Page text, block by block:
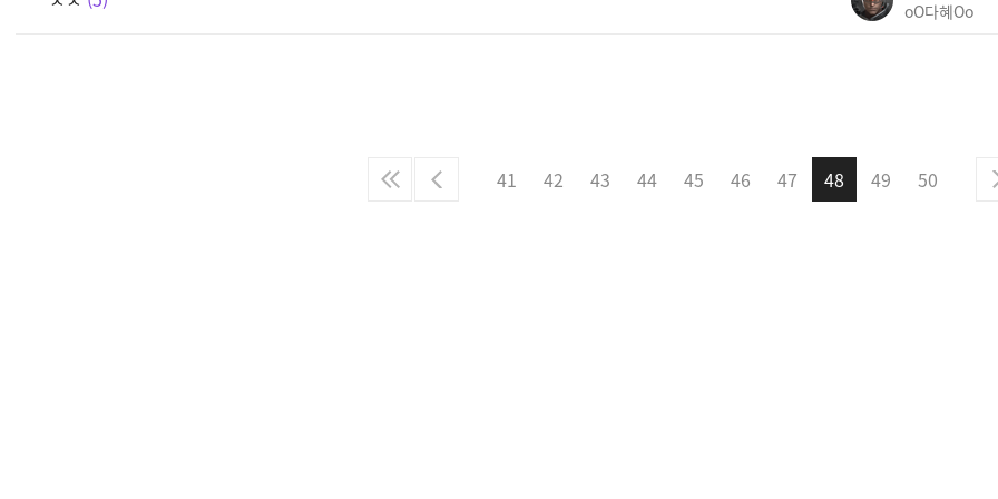
oO다혜Oo
41 42 43 44 45 46 47 48 49 50